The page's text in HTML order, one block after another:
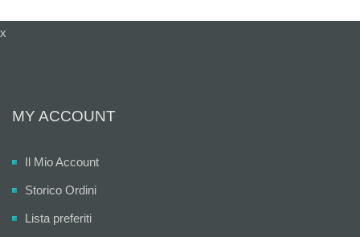
x
MY ACCOUNT
Il Mio Account
Storico Ordini
Lista preferiti